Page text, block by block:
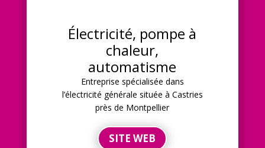
Électricité, pompe à
chaleur,
automatisme
Entreprise spécialisée dans
l’électricité générale située à Castries
près de Montpellier
SITE WEB